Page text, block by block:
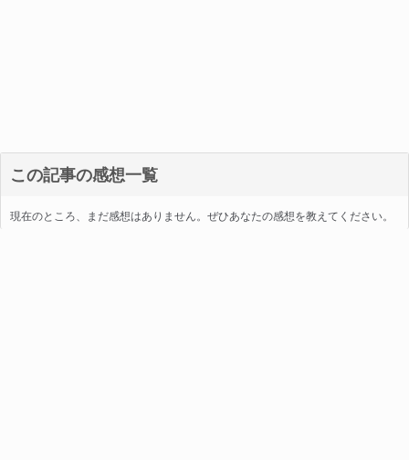
この記事の感想一覧
現在のところ、まだ感想はありません。ぜひあなたの感想を教えてください。